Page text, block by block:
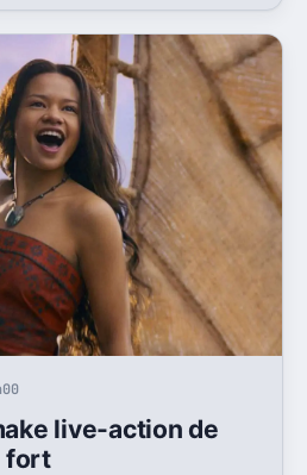
live-action de
fort